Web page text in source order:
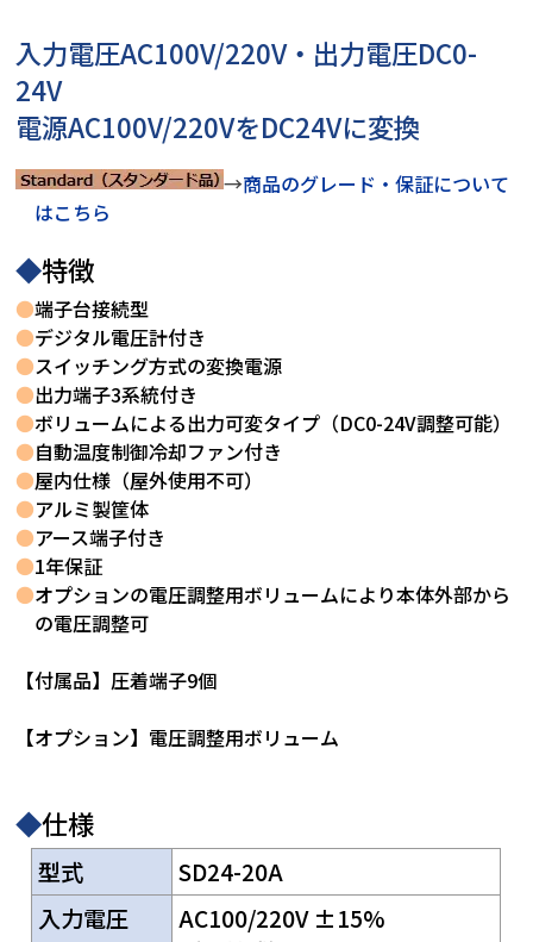
入力電圧AC100V/220V・出力電圧DC0-
24V
電源AC100V/220VをDC24Vに変換
→商品のグレード・保証について
はこちら
◆特徴
●端子台接続型
●デジタル電圧計付き
●スイッチング方式の変換電源
●出力端子3系統付き
●ボリュームによる出力可変タイプ（DC0-24V調整可能）
●自動温度制御冷却ファン付き
●屋内仕様（屋外使用不可）
●アルミ製筐体
●アース端子付き
●1年保証
●オプションの電圧調整用ボリュームにより本体外部から
の電圧調整可
【付属品】圧着端子9個
【オプション】電圧調整用ボリューム
◆仕様
型式
SD24-20A
入力電圧
AC100/220V ±15%